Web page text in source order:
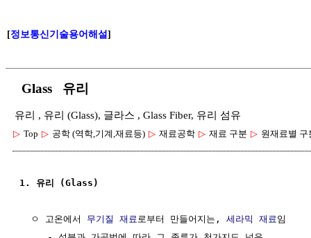
[정보통신기술용어해설]
Glass 유리
유리 , 유리 (Glass), 글라스 , Glass Fiber, 유리 섬유
▷ Top ▷ 공학 (역학,기계,재료등) ▷ 재료공학 ▷ 재료 구분 ▷ 원재료별 구
1. 유리 (Glass)
  ㅇ 고온에서
무기질 재료 로부터 만들어지는, 세라믹 재료 임